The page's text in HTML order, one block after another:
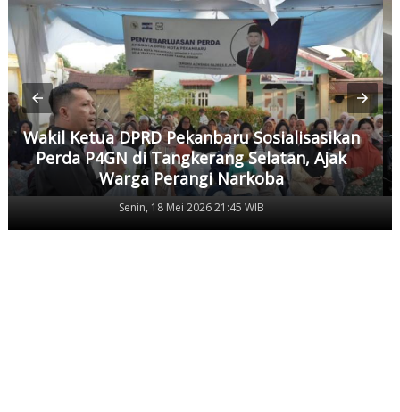
Wakil Ketua DPRD Pekanbaru Sosialisasikan
Perda P4GN di Tangkerang Selatan, Ajak
Warga Perangi Narkoba
Senin, 18 Mei 2026 21:45 WIB